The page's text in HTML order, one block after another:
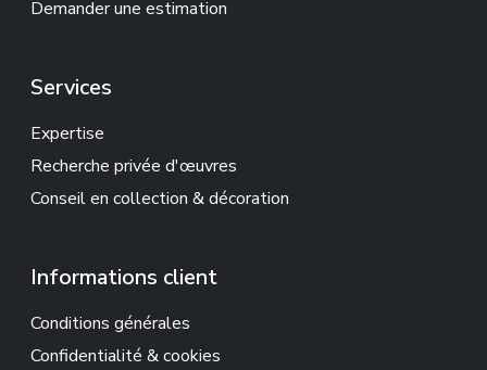
Demander une estimation
Services
Expertise
Recherche privée d'œuvres
Conseil en collection & décoration
Informations client
Conditions générales
Confidentialité & cookies